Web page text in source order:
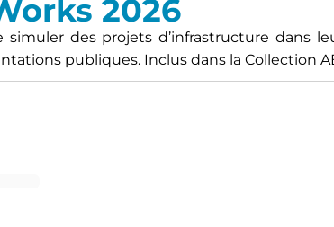
2026
des projets d’infrastructure dans
publiques. Inclus dans la Collection